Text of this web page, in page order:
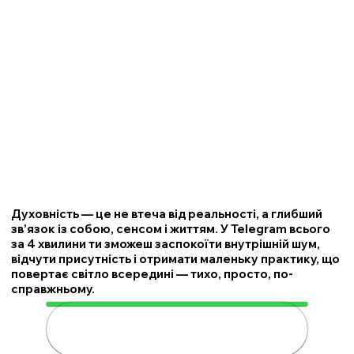
Духовність — це не втеча від реальності, а глибший
зв’язок із собою, сенсом і життям. У Telegram всього
за 4 хвилини ти зможеш заспокоїти внутрішній шум,
відчути присутність і отримати маленьку практику, що
повертає світло всередині — тихо, просто, по-
справжньому.
🌟 Розкрий свою духовність за 4